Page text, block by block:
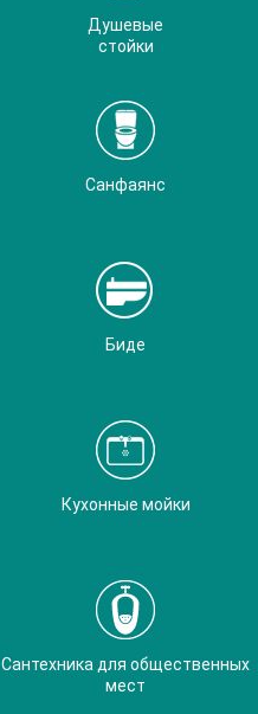
Душевые
стойки
Санфаянс
Биде
Кухонные мойки
Сантехника для общественных
мест